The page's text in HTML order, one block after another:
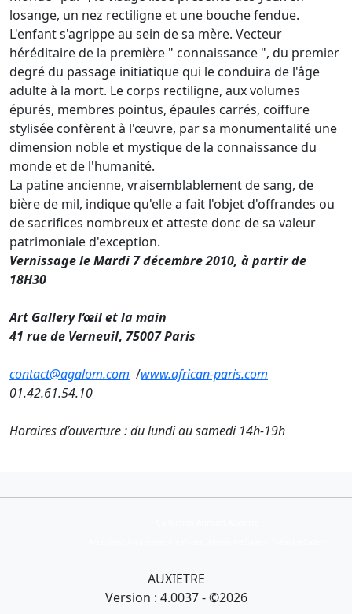
losange, un nez rectiligne et une bouche fendue.
L'enfant s'agrippe au sein de sa mère. Vecteur
héréditaire de la première " connaissance ", du premier
degré du passage initiatique qui le conduira de l'âge
adulte à la mort. Le corps rectiligne, aux volumes
épurés, membres pointus, épaules carrés, coiffure
stylisée confèrent à l'œuvre, par sa monumentalité une
dimension noble et mystique de la connaissance du
monde et de l'humanité.
La patine ancienne, vraisemblablement de sang, de
bière de mil, indique qu'elle a fait l'objet d'offrandes ou
de sacrifices nombreux et atteste donc de sa valeur
patrimoniale d'exception.
Vernissage le Mardi 7 décembre 2010, à partir de
18H30
Art Gallery l’œil et la main
41 rue de Verneuil, 75007 Paris
contact@agalom.com /www.african-paris.com
01.42.61.54.10
Horaires d’ouverture : du lundi au samedi 14h-19h
AUXIETRE
Version : 4.0037 - ©2026